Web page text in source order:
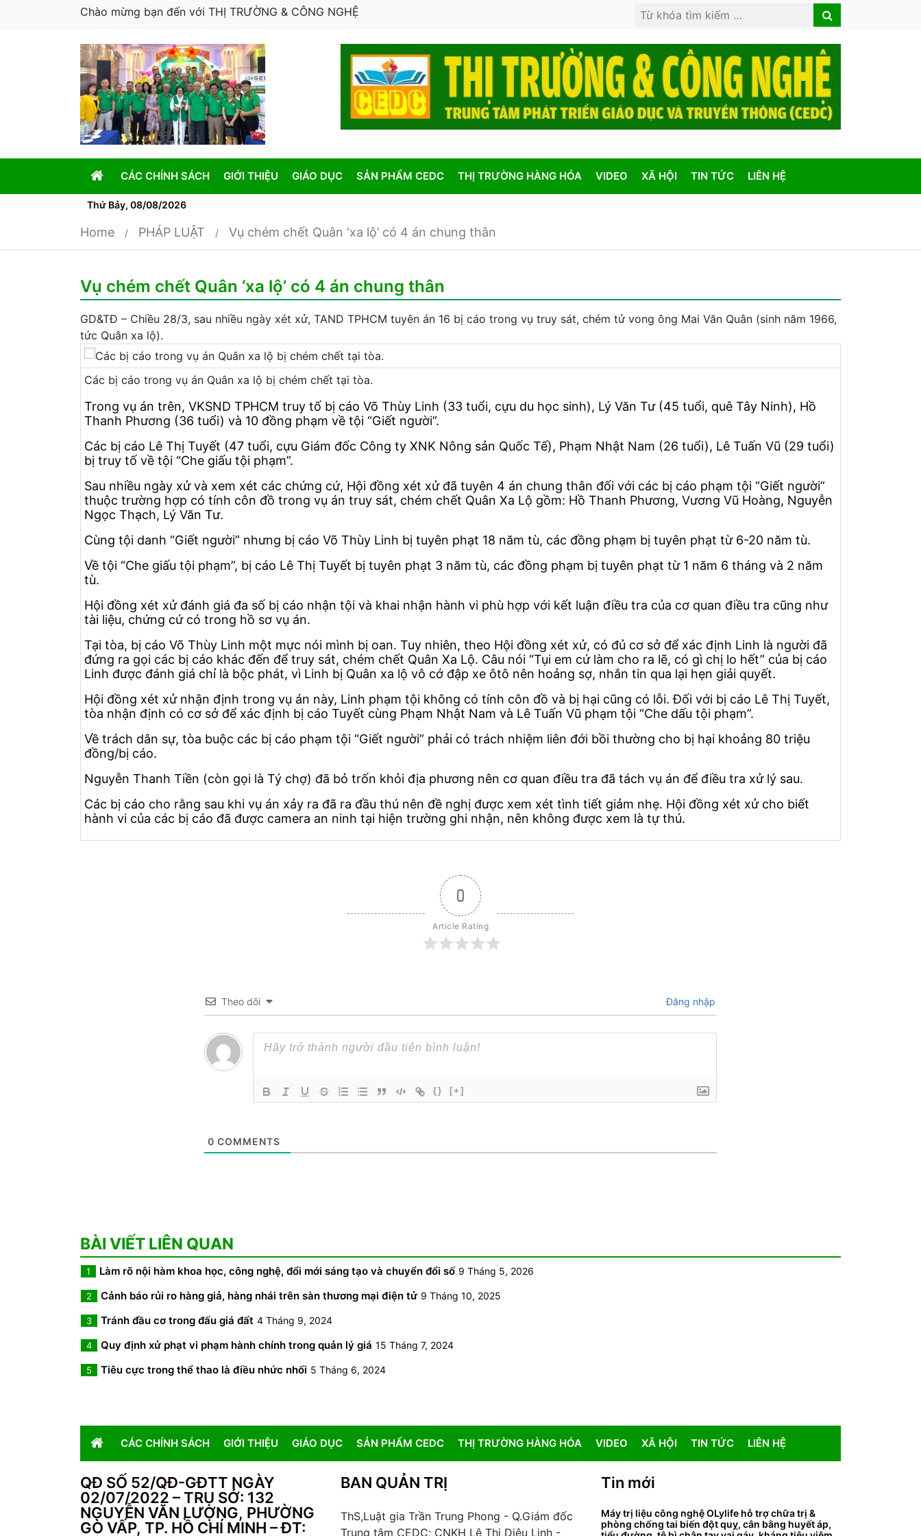
Chào mừng bạn đến với THỊ TRƯỜNG & CÔNG NGHỆ
Search
Search
CÁC CHÍNH SÁCH GIỚI THIỆU GIÁO DỤC SẢN PHẨM CEDC THỊ TRƯỜNG HÀNG HÓA VIDEO XÃ HỘI TIN TỨC LIÊN HỆ
Thứ Bảy, 08/08/2026
Home PHÁP LUẬT Vụ chém chết Quân ‘xa lộ’ có 4 án chung thân
Vụ chém chết Quân ‘xa lộ’ có 4 án chung thân
GD&TĐ – Chiều 28/3, sau nhiều ngày xét xử, TAND TPHCM tuyên án 16 bị cáo trong vụ truy sát, chém tử vong ông Mai Văn Quân (sinh năm 1966,
tức Quân xa lộ).
Các bị cáo trong vụ án Quân xa lộ bị chém chết tại tòa.
Trong vụ án trên, VKSND TPHCM truy tố bị cáo Võ Thùy Linh (33 tuổi, cựu du học sinh), Lý Văn Tư (45 tuổi, quê Tây Ninh), Hồ
Thanh Phương (36 tuổi) và 10 đồng phạm về tội “Giết người”.
Các bị cáo Lê Thị Tuyết (47 tuổi, cựu Giám đốc Công ty XNK Nông sản Quốc Tế), Phạm Nhật Nam (26 tuổi), Lê Tuấn Vũ (29 tuổi)
bị truy tố về tội “Che giấu tội phạm”.
Sau nhiều ngày xử và xem xét các chứng cứ, Hội đồng xét xử đã tuyên 4 án chung thân đối với các bị cáo phạm tội “Giết người”
thuộc trường hợp có tính côn đồ trong vụ án truy sát, chém chết Quân Xa Lộ gồm: Hồ Thanh Phương, Vương Vũ Hoàng, Nguyễn
Ngọc Thạch, Lý Văn Tư.
Cùng tội danh “Giết người” nhưng bị cáo Võ Thùy Linh bị tuyên phạt 18 năm tù, các đồng phạm bị tuyên phạt từ 6-20 năm tù.
Về tội “Che giấu tội phạm”, bị cáo Lê Thị Tuyết bị tuyên phạt 3 năm tù, các đồng phạm bị tuyên phạt từ 1 năm 6 tháng và 2 năm
tù.
Hội đồng xét xử đánh giá đa số bị cáo nhận tội và khai nhận hành vi phù hợp với kết luận điều tra của cơ quan điều tra cũng như
tài liệu, chứng cứ có trong hồ sơ vụ án.
Tại tòa, bị cáo Võ Thùy Linh một mực nói mình bị oan. Tuy nhiên, theo Hội đồng xét xử, có đủ cơ sở để xác định Linh là người đã
đứng ra gọi các bị cáo khác đến để truy sát, chém chết Quân Xa Lộ. Câu nói “Tụi em cứ làm cho ra lẽ, có gì chị lo hết” của bị cáo
Linh được đánh giá chỉ là bộc phát, vì Linh bị Quân xa lộ vô cớ đập xe ôtô nên hoảng sợ, nhắn tin qua lại hẹn giải quyết.
Hội đồng xét xử nhận định trong vụ án này, Linh phạm tội không có tính côn đồ và bị hại cũng có lỗi. Đối với bị cáo Lê Thị Tuyết,
tòa nhận định có cơ sở để xác định bị cáo Tuyết cùng Phạm Nhật Nam và Lê Tuấn Vũ phạm tội “Che dấu tội phạm”.
Về trách dân sự, tòa buộc các bị cáo phạm tội “Giết người” phải có trách nhiệm liên đới bồi thường cho bị hại khoảng 80 triệu
đồng/bị cáo.
Nguyễn Thanh Tiền (còn gọi là Tý chợ) đã bỏ trốn khỏi địa phương nên cơ quan điều tra đã tách vụ án để điều tra xử lý sau.
Các bị cáo cho rằng sau khi vụ án xảy ra đã ra đầu thú nên đề nghị được xem xét tình tiết giảm nhẹ. Hội đồng xét xử cho biết
hành vi của các bị cáo đã được camera an ninh tại hiện trường ghi nhận, nên không được xem là tự thú.
0
Article Rating
Theo dõi Đăng nhập
{} [+]
0 COMMENTS
BÀI VIẾT LIÊN QUAN
1 Làm rõ nội hàm khoa học, công nghệ, đổi mới sáng tạo và chuyển đổi số 9 Tháng 5, 2026
2 Cảnh báo rủi ro hàng giả, hàng nhái trên sàn thương mại điện tử 9 Tháng 10, 2025
3 Tránh đầu cơ trong đấu giá đất 4 Tháng 9, 2024
4 Quy định xử phạt vi phạm hành chính trong quản lý giá 15 Tháng 7, 2024
5 Tiêu cực trong thể thao là điều nhức nhối 5 Tháng 6, 2024
CÁC CHÍNH SÁCH GIỚI THIỆU GIÁO DỤC SẢN PHẨM CEDC THỊ TRƯỜNG HÀNG HÓA VIDEO XÃ HỘI TIN TỨC LIÊN HỆ
QĐ SỐ 52/QĐ-GĐTT NGÀY
02/07/2022 – TRỤ SỞ: 132
NGUYỄN VĂN LƯỢNG, PHƯỜNG
GÒ VẤP, TP. HỒ CHÍ MINH – ĐT:
BAN QUẢN TRỊ
ThS,Luật gia Trần Trung Phong - Q.Giám đốc
Trung tâm CEDC; CNKH Lê Thị Diệu Linh -
Tin mới
Máy trị liệu công nghệ OLylife hỗ trợ chữa trị &
phòng chống tai biến đột quỵ, cân bằng huyết áp,